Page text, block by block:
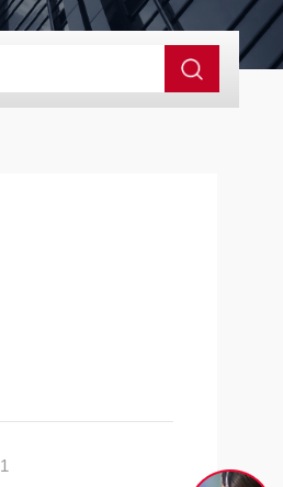
氯报警仪 漏氯报警器 漏氯检测仪